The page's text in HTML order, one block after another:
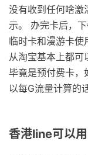
没有收到任何啥激
示。 办完卡后，
临时卡和漫游卡使
从淘宝基本上都
毕竟是预付费卡，
以每G流量计算的
香港line可以